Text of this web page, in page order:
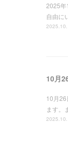
2025年
自由に
10月
10月26
ます。